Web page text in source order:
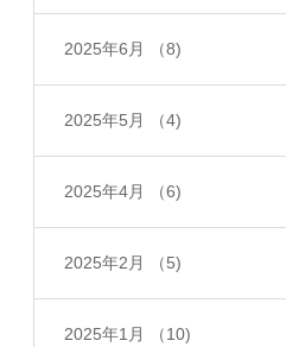
2025年6月 （8)
2025年5月 （4)
2025年4月 （6)
2025年2月 （5)
2025年1月 （10)